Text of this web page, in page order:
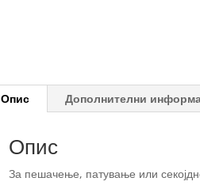
Опис Дополнителни
Опис
За пешачење, патување или